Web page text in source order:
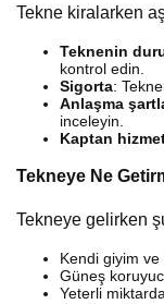
Tekne kiralarken
Teknenin
kontrol edin.
Sigorta:
Anlaşma
inceleyin.
Kaptan
Tekneye Ne
Tekneye gelirken
Kendi giyim ve
Güneş
Yeterli